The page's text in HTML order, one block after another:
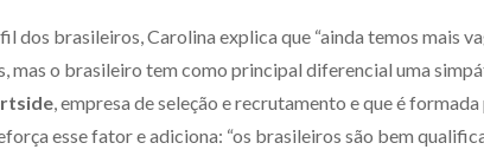
dos brasileiros, Carolina explica que “ainda temos mais
mas o brasileiro tem como principal diferencial uma
, empresa de seleção e recrutamento e que é
esse fator e adiciona: “os brasileiros são bem